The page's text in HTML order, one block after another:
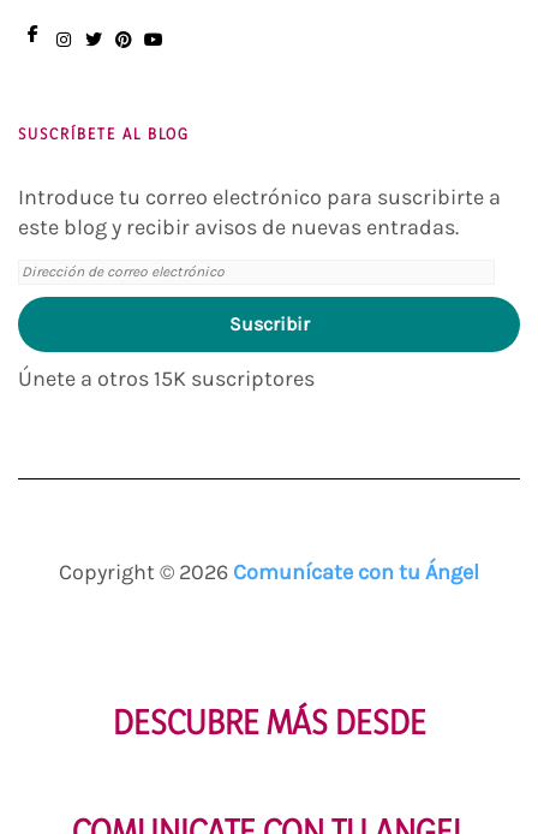
SUSCRÍBETE AL BLOG
Introduce tu correo electrónico para suscribirte a
este blog y recibir avisos de nuevas entradas.
Dirección
de
correo
electrónico
Suscribir
Únete a otros 15K suscriptores
Copyright © 2026 Comunícate con tu Ángel
DESCUBRE MÁS DESDE